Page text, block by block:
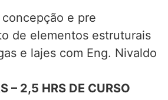
e pre
de elementos estruturais
e lajes com Eng. Nivaldo
– 2,5 HRS DE CURSO